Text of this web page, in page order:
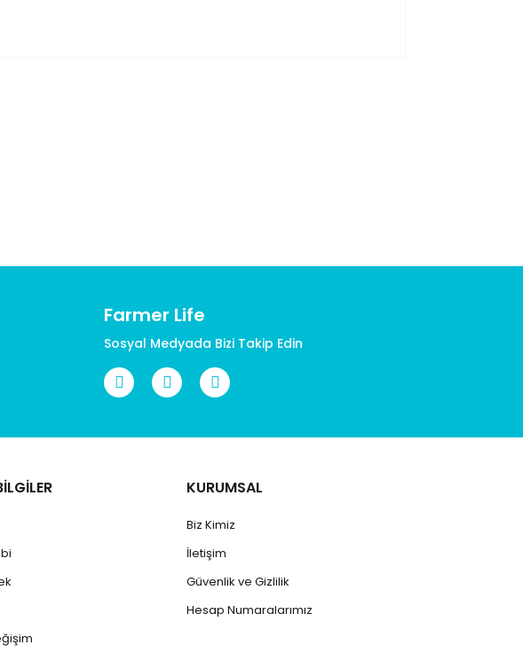
Farmer Life
Sosyal Medyada Bizi Takip Edin
KURUMSAL
Biz Kimiz
İletişim
Güvenlik ve Gizlilik
Hesap Numaralarımız